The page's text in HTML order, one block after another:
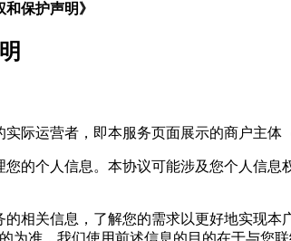
和保护声明》
际运营者，即本服务页面展示的商户主体
的个人信息。本协议可能涉及您个人信
相关信息，了解您的需求以更好地实现